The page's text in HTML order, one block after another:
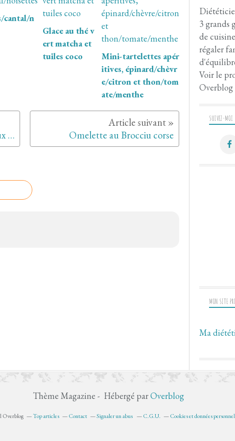
cantal/n
Glace au thé v
ert matcha et
tuiles coco
Mini-tartelettes apér
itives, épinard/chèvr
e/citron et thon/tom
ate/menthe
Hoummous de haricots coco aux sardines Omelette au Brocciu corse
SUIVEZ-MOI
3 grands
de
régaler
Voir le
Overblog
MON SITE
Ma
Thème Magazine - Hébergé parOverblog
Overblog Top articles Contact Signaler un abus C.G.U. Cookies et données